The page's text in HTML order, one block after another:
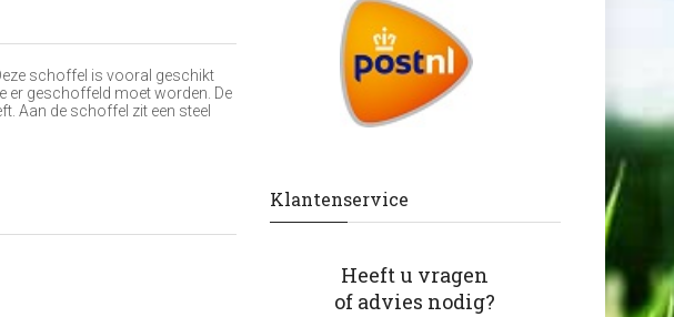
schoffel is vooral geschikt
er geschoffeld moet worden. De
Aan de schoffel zit een steel
Klantenservice
Heeft u vragen
of advies nodig?